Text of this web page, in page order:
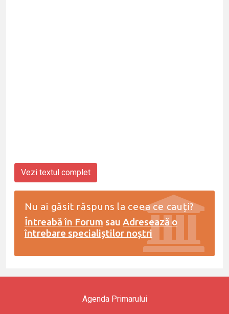
Vezi textul complet
Nu ai găsit răspuns la ceea ce cauți?
Întreabă în Forum sau Adresează o
întrebare specialiștilor noștri
Agenda Primarului